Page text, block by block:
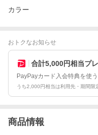
カラー
おトクなお知らせ
合計5,000円相当プ
PayPayカード入会特典を使う
うち2,000円相当は利用先・期間限
商品情報